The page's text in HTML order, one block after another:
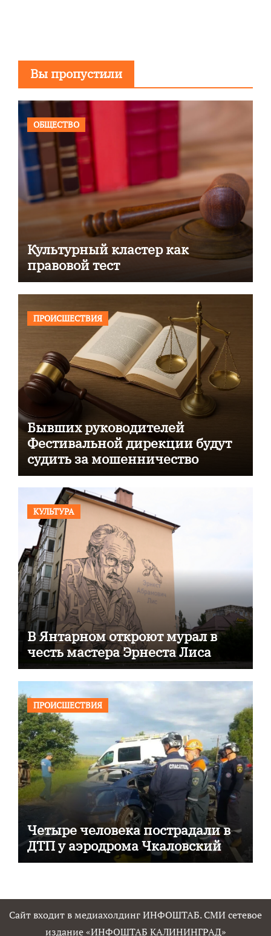
Вы пропустили
ОБЩЕСТВО
Культурный кластер как
правовой тест
ПРОИСШЕСТВИЯ
Бывших руководителей
Фестивальной дирекции будут
судить за мошенничество
КУЛЬТУРА
В Янтарном откроют мурал в
честь мастера Эрнеста Лиса
ПРОИСШЕСТВИЯ
Четыре человека пострадали в
ДТП у аэродрома Чкаловский
Сайт входит в медиахолдинг ИНФОШТАБ. СМИ сетевое
издание «ИНФОШТАБ КАЛИНИНГРАД»